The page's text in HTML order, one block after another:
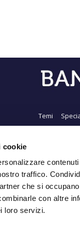
cookie
traffico.
che si
con altre
loro servizi.
Temi
siamo